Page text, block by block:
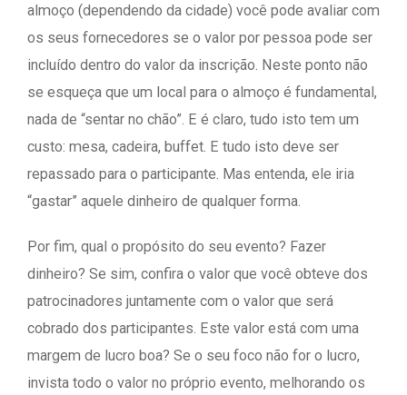
almoço (dependendo da cidade) você pode avaliar com
os seus fornecedores se o valor por pessoa pode ser
incluído dentro do valor da inscrição. Neste ponto não
se esqueça que um local para o almoço é fundamental,
nada de “sentar no chão”. E é claro, tudo isto tem um
custo: mesa, cadeira, buffet. E tudo isto deve ser
repassado para o participante. Mas entenda, ele iria
“gastar” aquele dinheiro de qualquer forma.
Por fim, qual o propósito do seu evento? Fazer
dinheiro? Se sim, confira o valor que você obteve dos
patrocinadores juntamente com o valor que será
cobrado dos participantes. Este valor está com uma
margem de lucro boa? Se o seu foco não for o lucro,
invista todo o valor no próprio evento, melhorando os